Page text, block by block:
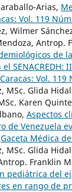
Arias,
Vol. 119
Wilmer
Antrop.
de
Vol. 119
MSc. Glida
Karen
Aspectos
Venezuela
Gaceta Médica
MSc. Glida
Franklin
del
en rango